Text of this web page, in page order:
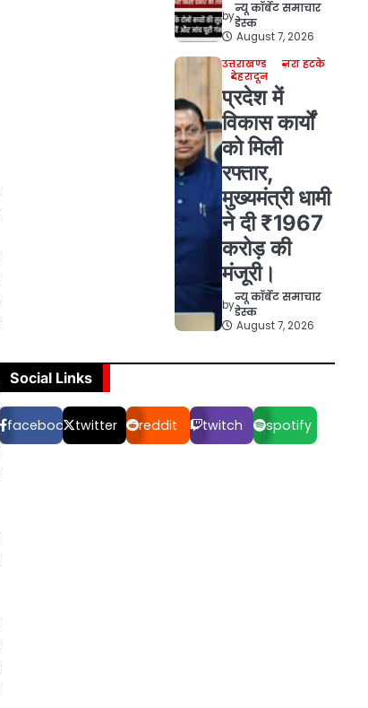
by
न्यू कॉर्बेट समाचार
डेस्क
August 7, 2026
उत्तराखण्ड
ज़रा हटके
देहरादून
प्रदेश में
विकास कार्यों
को मिली
रफ्तार,
मुख्यमंत्री धामी
ने दी ₹1967
करोड़ की
मंजूरी।
by
न्यू कॉर्बेट समाचार
डेस्क
August 7, 2026
Social Links
facebook twitter reddit twitch spotify